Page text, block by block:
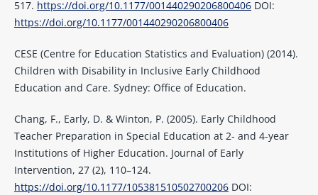
517. https://doi.org/10.1177/001440290206800406DOI:
https://doi.org/10.1177/001440290206800406
CESE (Centre for Education Statistics and Evaluation) (2014).
Children with Disability in Inclusive Early Childhood
Education and Care. Sydney: Office of Education.
Chang, F., Early, D. & Winton, P. (2005). Early Childhood
Teacher Preparation in Special Education at 2- and 4-year
Institutions of Higher Education. Journal of Early
Intervention, 27 (2), 110–124.
https://doi.org/10.1177/105381510502700206DOI: